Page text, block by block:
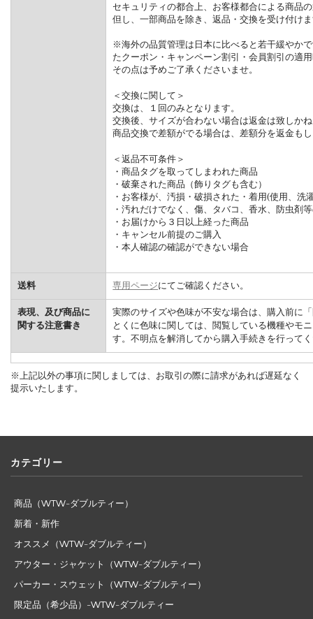
セキュリティの都合上、お客様都合による商品
但し、一部商品を除き、返品・交換を受け付け
※海外の品質管理は日本に比べると若干緩やか
たクーポン・キャンペーン割引・会員割引の適
その点は予めご了承くださいませ。
＜交換に関して＞
交換は、１回のみとなります。
交換後、サイズが合わない場合は返金は致しか
商品交換で差額がでる場合は、差額分を返金も
＜返品不可条件＞
・商品タグを取ってしまわれた商品
・破棄された商品（飾りタグも含む）
・お客様が、汚損・破損された・着用(使用、洗
・汚れだけでなく、傷、タバコ、香水、防虫剤
・お届けから３日以上経った商品
・キャンセル前提のご購入
・本人確認の確認ができない場合
送料 専用ページにてご確認ください。
表現、及び商品に
関する注意書き
実際のサイズや色味が不安な場合は、購入前に
とくに色味に関しては、閲覧している機種やモ
す。不明点を解消してから購入手続きを行って
※上記以外の事項に関しましては、お取引の際に請求があれば遅延なく
提示いたします。
カテゴリー
商品（WTW-ダブルティー）
新着・新作
オススメ（WTW-ダブルティー）
アウター・ジャケット（WTW-ダブルティー）
パーカー・スウェット（WTW-ダブルティー）
限定品（希少品）-WTW-ダブルティー